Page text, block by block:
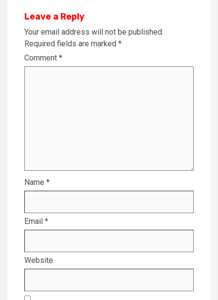
Leave a Reply
Your email address will not be published.
Required fields are marked *
Comment *
Name *
Email *
Website